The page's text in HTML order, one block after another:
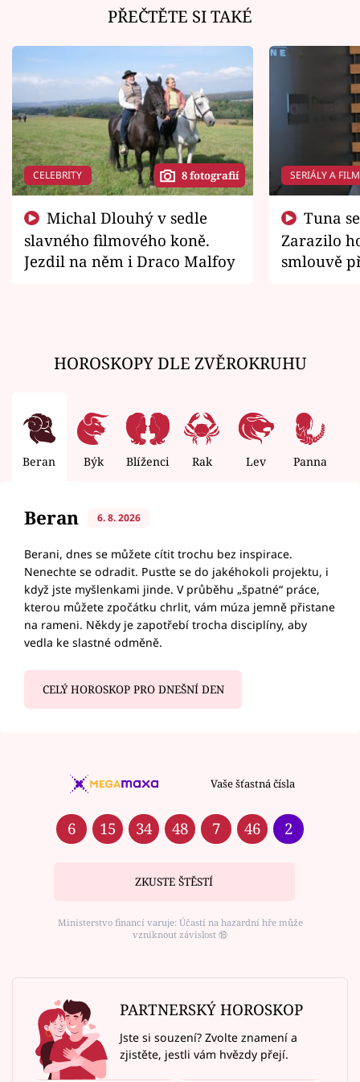
PŘEČTĚTE SI TAKÉ
CELEBRITY 8 fotografií
slavného filmového koně.
Jezdil na něm i Draco Malfoy
SERIÁLY A
Zarazilo
smlouvě
HOROSKOPY DLE ZVĚROKRUHU
Beran Býk Blíženci Rak Lev Panna
Beran 6. 8. 2026
Berani, dnes se můžete cítit trochu bez inspirace.
Nenechte se odradit. Pusťte se do jakéhokoli projektu, i
když jste myšlenkami jinde. V průběhu „špatné“ práce,
kterou můžete zpočátku chrlit, vám múza jemně přistane
na rameni. Někdy je zapotřebí trocha disciplíny, aby
vedla ke slastné odměně.
CELÝ HOROSKOP PRO DNEŠNÍ DEN
Vaše šťastná čísla
6 15 34 48 7 46 2
ZKUSTE ŠTĚSTÍ
Ministerstvo financí varuje: Účastí na hazardní hře může
vzniknout závislost ⑱
PARTNERSKÝ HOROSKOP
Jste si souzení? Zvolte znamení a
zjistěte, jestli vám hvězdy přejí.